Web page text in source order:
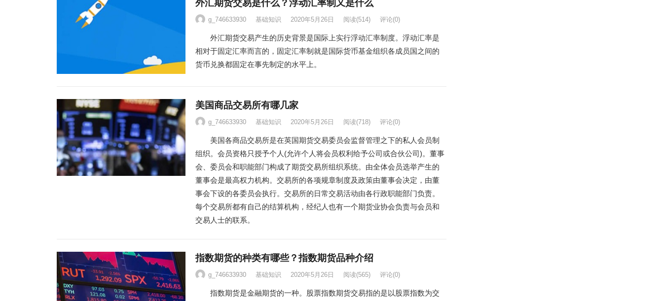
外汇期货交易是什么？浮动汇率制又是什么
g_746633930 基础知识 2020年5月26日 阅读(514) 评论(0)
外汇期货交易产生的历史背景是国际上实行浮动汇率制度。浮动汇率是
相对于固定汇率而言的，固定汇率制就是国际货币基金组织各成员国之间的
货币兑换都固定在事先制定的水平上。
美国商品交易所有哪几家
g_746633930 基础知识 2020年5月26日 阅读(718) 评论(0)
美国各商品交易所是在英国期货交易委员会监督管理之下的私人会员制
组织。会员资格只授予个人(允许个人将会员权利给予公司或合伙公司)。董事
会、委员会和职能部门构成了期货交易所组织系统。由全体会员选举产生的
董事会是最高权力机构。交易所的各项规章制度及政策由董事会决定，由董
事会下设的各委员会执行。交易所的日常交易活动由各行政职能部门负责。
每个交易所都有自己的结算机构，经纪人也有一个期货业协会负责与会员和
交易人士的联系。
指数期货的种类有哪些？指数期货品种介绍
g_746633930 基础知识 2020年5月26日 阅读(565) 评论(0)
指数期货是金融期货的一种。股票指数期货交易指的是以股票指数为交